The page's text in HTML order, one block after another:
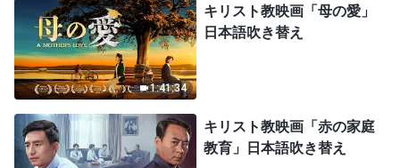
1:41:34
キリスト教映画「母の愛」
日本語吹き替え
キリスト教映画「赤の家庭
教育」日本語吹き替え